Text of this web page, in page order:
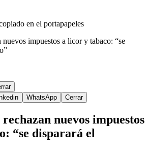
en el portapapeles
nuevos impuestos a licor y tabaco: “se
WhatsApp Cerrar
nuevos impuestos
“se disparará el